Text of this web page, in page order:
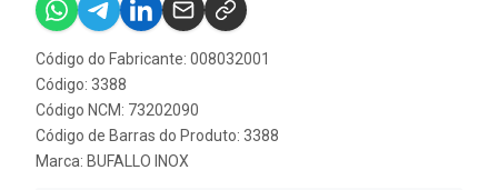
Código do Fabricante: 008032001
Código: 3388
Código NCM: 73202090
Código de Barras do Produto: 3388
Marca: BUFALLO INOX